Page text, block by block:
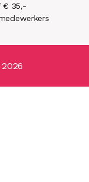
€ 35,-